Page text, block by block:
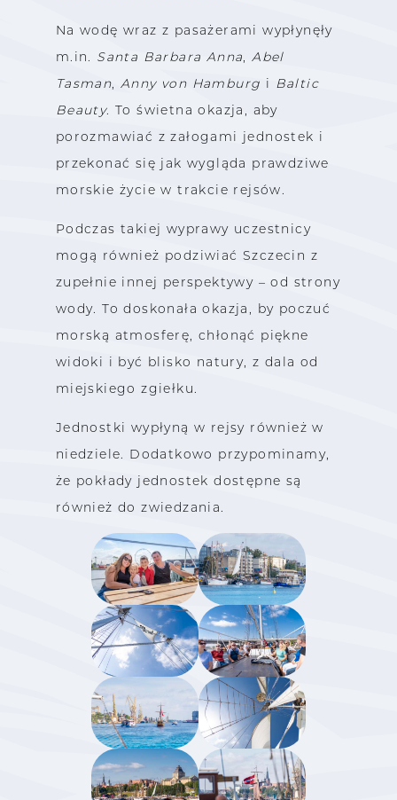
Na wodę wraz z pasażerami wypłynęły
m.in. Santa Barbara Anna,Abel
Tasman, Anny von Hamburg i Baltic
Beauty. To świetna okazja, aby
porozmawiać z załogami jednostek i
przekonać się jak wygląda prawdziwe
morskie życie w trakcie rejsów.
Podczas takiej wyprawy uczestnicy
mogą również podziwiać Szczecin z
zupełnie innej perspektywy – od strony
wody. To doskonała okazja, by poczuć
morską atmosferę, chłonąć piękne
widoki i być blisko natury, z dala od
miejskiego zgiełku.
Jednostki wypłyną w rejsy również w
niedziele. Dodatkowo przypominamy,
że pokłady jednostek dostępne są
również do zwiedzania.